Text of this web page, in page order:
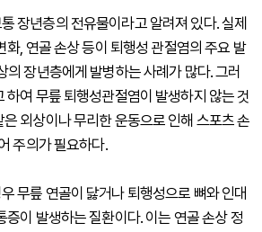
장년층의 전유물이라고 알려져 있다. 실제
화, 연골 손상 등이 퇴행성 관절염의 주요 발
장년층에게 발병하는 사례가 많다. 그러
하여 무릎 퇴행성관절염이 발생하지 않는 것
외상이나 무리한 운동으로 인해 스포츠 손
주의가 필요하다.
무릎 연골이 닳거나 퇴행성으로 뼈와 인대
증이 발생하는 질환이다. 이는 연골 손상 정